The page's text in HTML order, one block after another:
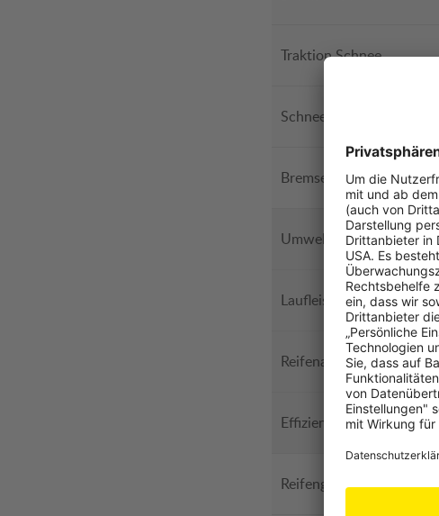
Traktion Schnee
Schneehandling
Bremsen Eis
Umweltbilanz
Laufleistung
Reifenabrieb
Effizienz
Reifengewicht